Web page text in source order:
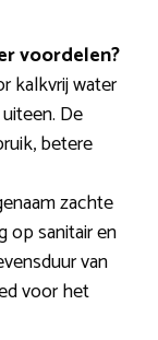
voordelen?
kalkvrij water
De
betere
zachte
op sanitair en
van
voor het